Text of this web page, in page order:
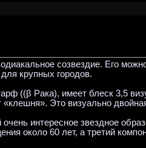
созвездие. Его
крупных городов.
((β Рака), имеет блеск 3,5
Это визуально
интересное звездное
около 60 лет, а третий